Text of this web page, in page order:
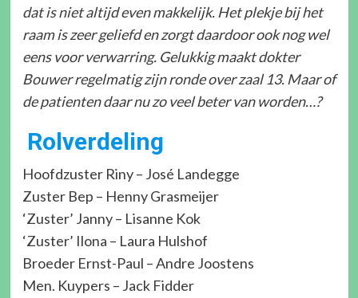
dat is niet altijd even makkelijk. Het plekje bij het
raam is zeer geliefd en zorgt daardoor ook nog wel
eens voor verwarring. Gelukkig maakt dokter
Bouwer regelmatig zijn ronde over zaal 13. Maar of
de patienten daar nu zo veel beter van worden…?
Rolverdeling
Hoofdzuster Riny – José Landegge
Zuster Bep – Henny Grasmeijer
‘Zuster’ Janny – Lisanne Kok
‘Zuster’ Ilona – Laura Hulshof
Broeder Ernst-Paul – Andre Joostens
Men. Kuypers – Jack Fidder